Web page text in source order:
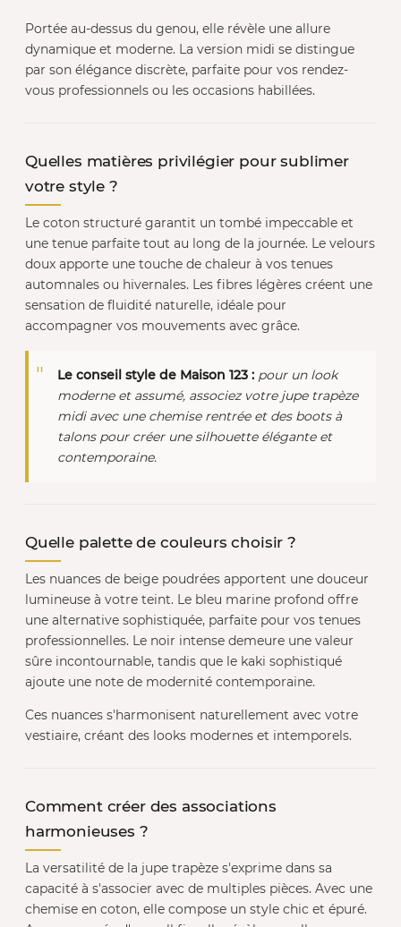
Portée au-dessus du genou, elle révèle une allure
dynamique et moderne. La version midi se distingue
par son élégance discrète, parfaite pour vos rendez-
vous professionnels ou les occasions habillées.
Quelles matières privilégier pour sublimer
votre style ?
Le coton structuré garantit un tombé impeccable et
une tenue parfaite tout au long de la journée. Le velours
doux apporte une touche de chaleur à vos tenues
automnales ou hivernales. Les fibres légères créent une
sensation de fluidité naturelle, idéale pour
accompagner vos mouvements avec grâce.
Le conseil style de Maison 123 : pour un look
moderne et assumé, associez votre jupe trapèze
midi avec une chemise rentrée et des boots à
talons pour créer une silhouette élégante et
contemporaine.
Quelle palette de couleurs choisir ?
Les nuances de beige poudrées apportent une douceur
lumineuse à votre teint. Le bleu marine profond offre
une alternative sophistiquée, parfaite pour vos tenues
professionnelles. Le noir intense demeure une valeur
sûre incontournable, tandis que le kaki sophistiqué
ajoute une note de modernité contemporaine.
Ces nuances s'harmonisent naturellement avec votre
vestiaire, créant des looks modernes et intemporels.
Comment créer des associations
harmonieuses ?
La versatilité de la jupe trapèze s'exprime dans sa
capacité à s'associer avec de multiples pièces. Avec une
chemise en coton, elle compose un style chic et épuré.